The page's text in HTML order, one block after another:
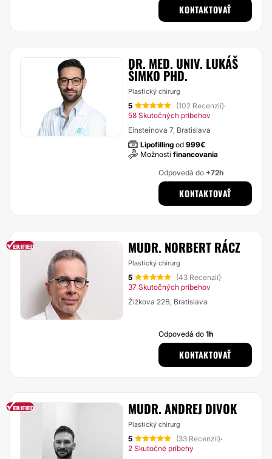
KONTAKTOVAŤ
DR. MED. UNIV. LUKÁŠ
ŠIMKO PHD.
Plastický chirurg
5 (102 Recenzií)·
58 Skutočných príbehov
Einsteinova 7, Bratislava
Lipofilling od 999€
Možnosti financovania
Odpovedá do +72h
KONTAKTOVAŤ
MUDR. NORBERT RÁCZ
Plastický chirurg
5 (43 Recenzií)·
37 Skutočných príbehov
Žižkova 22B, Bratislava
Odpovedá do1h
KONTAKTOVAŤ
MUDR. ANDREJ DIVOK
Plastický chirurg
5 (33 Recenzií)·
2 Skutočné príbehy